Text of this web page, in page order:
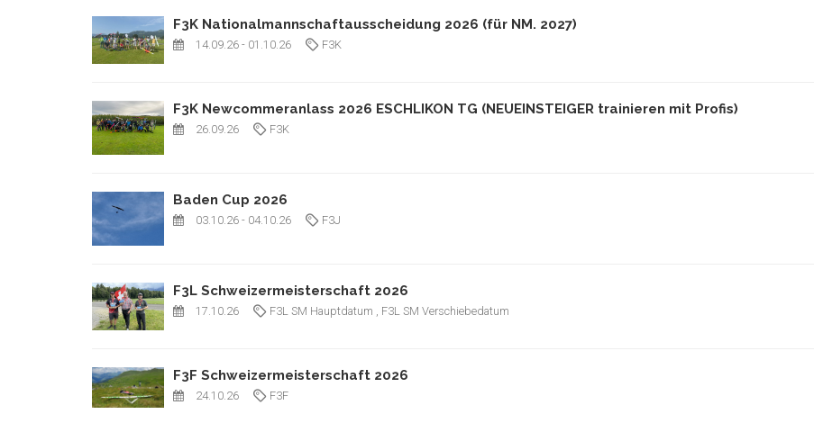
F3K Nationalmannschaftausscheidung 2026 (für NM. 2027)
14.09.26 - 01.10.26 F3K
F3K Newcommeranlass 2026 ESCHLIKON TG (NEUEINSTEIGER trainieren mit Profis)
26.09.26 F3K
Baden Cup 2026
03.10.26 - 04.10.26 F3J
F3L Schweizermeisterschaft 2026
17.10.26 F3L SM Hauptdatum , F3L SM Verschiebedatum
F3F Schweizermeisterschaft 2026
24.10.26 F3F